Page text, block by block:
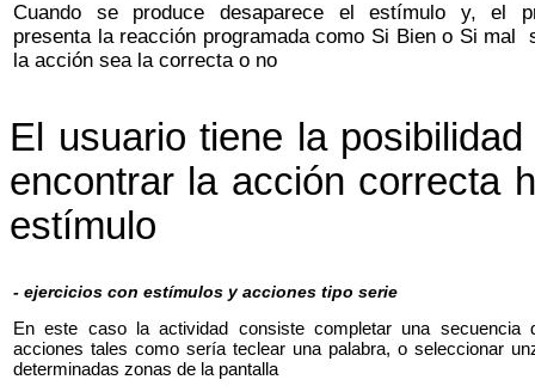
Cuando se produce desaparece el estímulo y, el
presenta la reacción programada como Si Bien o Si mal
la acción sea la correcta o no
El usuario tiene la
encontrar la acción correcta
estímulo
- ejercicios con estímulos y acciones tipo serie
En este caso la actividad consiste completar una secuencia
acciones tales como sería teclear una palabra, o seleccionar
determinadas zonas de la pantalla